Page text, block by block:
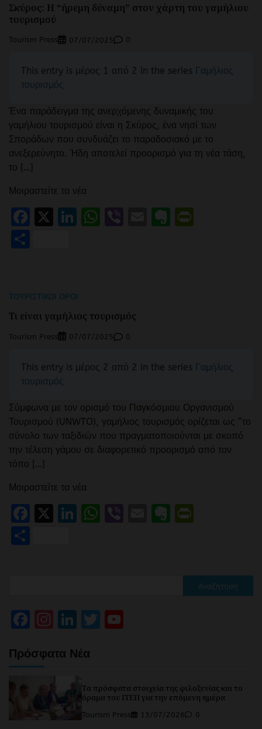
Σκύρος: Η “ήρεμη δύναμη” στον χάρτη του γαμήλιου
τουρισμού
Tourism Press 07/07/2025 0
This entry is μέρος 1 από 2 in the series Γαμήλιος
τουρισμός
Ένα παράδειγμα της ανερχόμενης δυναμικής του
γαμήλιου τουρισμού είναι η Σκύρος, ένα νησί των
Σποράδων που συνδυάζει το παραδοσιακό με το
ανεξερεύνητο. Ήδη αποτελεί προορισμό για τη νέα τάση,
το […]
Μοιραστείτε τα νέα
Facebook
X LinkedIn
WhatsApp
ViberEmailEvernote
ΤΟΥΡΙΣΤΙΚΟΊ ΌΡΟΙ
Τι είναι γαμήλιος τουρισμός
Tourism Press 07/07/2025 0
This entry is μέρος 2 από 2 in the series Γαμήλιος
τουρισμός
Σύμφωνα με τον ορισμό του Παγκόσμιου Οργανισμού
Τουρισμού (UNWTO), γαμήλιος τουρισμός ορίζεται ως “το
σύνολο των ταξιδιών που πραγματοποιούνται με σκοπό
την τέλεση γάμου σε διαφορετικό προορισμό από τον
τόπο […]
Μοιραστείτε τα νέα
Facebook
X LinkedIn
WhatsApp
ViberEmailEvernote
Αναζήτηση
Facebook
Instagram
LinkedIn
Twitter
Πρόσφατα Νέα
Τα πρόσφατα στοιχεία της φιλοξενίας και το
όραμα του ΙΤΕΠ για την επόμενη ημέρα
Tourism Press 13/07/2026 0